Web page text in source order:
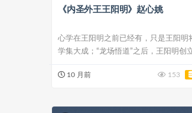
《内圣外王王阳明》赵心姚
心学在王阳明之前已经有，只是王阳明
学集大成；“龙场悟道”之后，王阳明创
10 月前 153